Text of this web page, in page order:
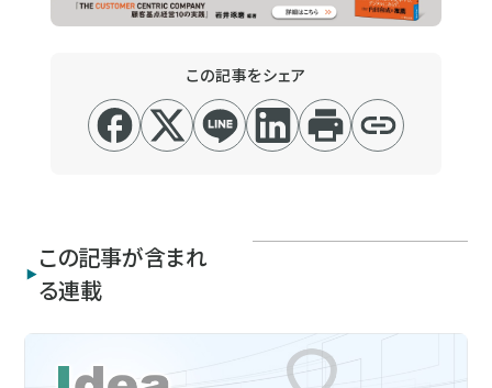
この記事をシェア
この記事が含まれ
る連載